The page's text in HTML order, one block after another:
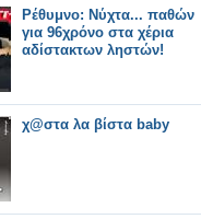
Ρέθυμνο: Νύχτα... παθών
για 96χρόνο στα χέρια
αδίστακτων ληστών!
χ@στα λα βίστα baby